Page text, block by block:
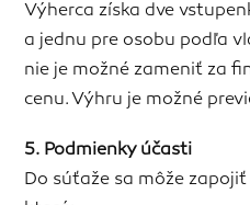
Výherca získa dve
a jednu pre osobu podľa
nie je možné zameniť za
cenu. Výhru je možné
5. Podmienky účasti
Do súťaže sa môže